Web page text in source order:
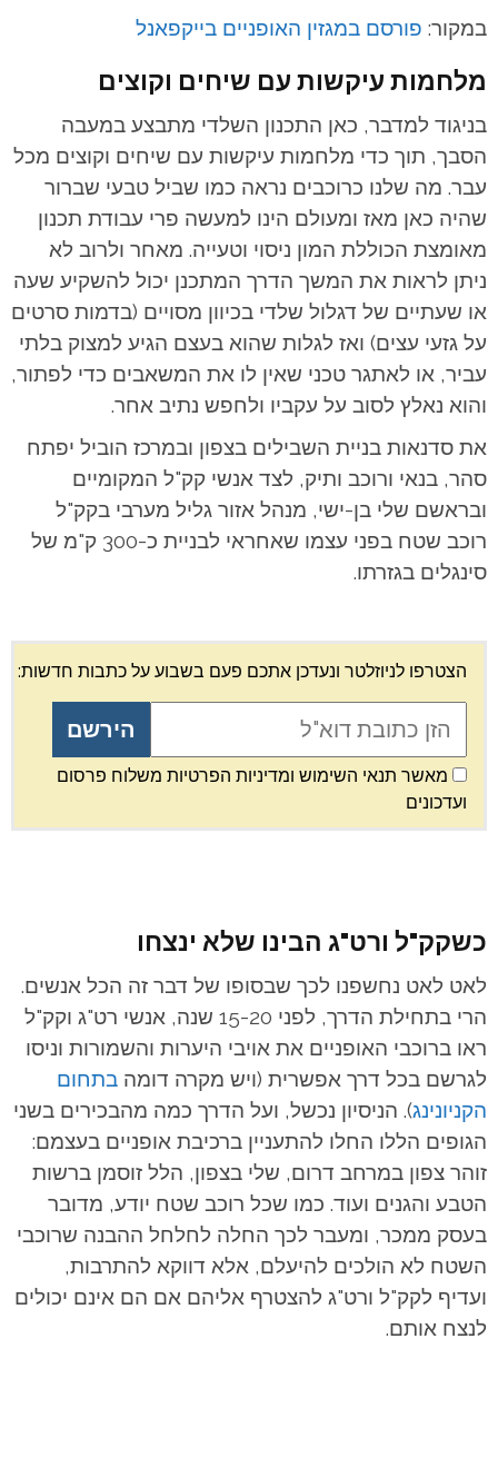
במקור: פורסם במגזין האופניים בייקפאנל
מלחמות עיקשות עם שיחים וקוצים
בניגוד למדבר, כאן התכנון השלדי מתבצע במעבה
הסבך, תוך כדי מלחמות עיקשות עם שיחים וקוצים מכל
עבר. מה שלנו כרוכבים נראה כמו שביל טבעי שברור
שהיה כאן מאז ומעולם הינו למעשה פרי עבודת תכנון
מאומצת הכוללת המון ניסוי וטעייה. מאחר ולרוב לא
ניתן לראות את המשך הדרך המתכנן יכול להשקיע שעה
או שעתיים של דגלול שלדי בכיוון מסויים (בדמות סרטים
על גזעי עצים) ואז לגלות שהוא בעצם הגיע למצוק בלתי
עביר, או לאתגר טכני שאין לו את המשאבים כדי לפתור,
והוא נאלץ לסוב על עקביו ולחפש נתיב אחר.
את סדנאות בניית השבילים בצפון ובמרכז הוביל יפתח
סהר, בנאי ורוכב ותיק, לצד אנשי קק"ל המקומיים
ובראשם שלי בן-ישי, מנהל אזור גליל מערבי בקק"ל
רוכב שטח בפני עצמו שאחראי לבניית כ-300 ק"מ של
סינגלים בגזרתו.
הצטרפו לניוזלטר ונעדכן אתכם פעם בשבוע על כתבות חדשות:
מאשר תנאי השימוש ומדיניות הפרטיות משלוח פרסום
ועדכונים
כשקק"ל ורט"ג הבינו שלא ינצחו
לאט לאט נחשפנו לכך שבסופו של דבר זה הכל אנשים.
הרי בתחילת הדרך, לפני 15-20 שנה, אנשי רט"ג וקק"ל
ראו ברוכבי האופניים את אויבי היערות והשמורות וניסו
לגרשם בכל דרך אפשרית (ויש מקרה דומה בתחום
הקניונינג). הניסיון נכשל, ועל הדרך כמה מהבכירים בשני
הגופים הללו החלו להתעניין ברכיבת אופניים בעצמם:
זוהר צפון במרחב דרום, שלי בצפון, הלל זוסמן ברשות
הטבע והגנים ועוד. כמו שכל רוכב שטח יודע, מדובר
בעסק ממכר, ומעבר לכך החלה לחלחל ההבנה שרוכבי
השטח לא הולכים להיעלם, אלא דווקא להתרבות,
ועדיף לקק"ל ורט"ג להצטרף אליהם אם הם אינם יכולים
לנצח אותם.